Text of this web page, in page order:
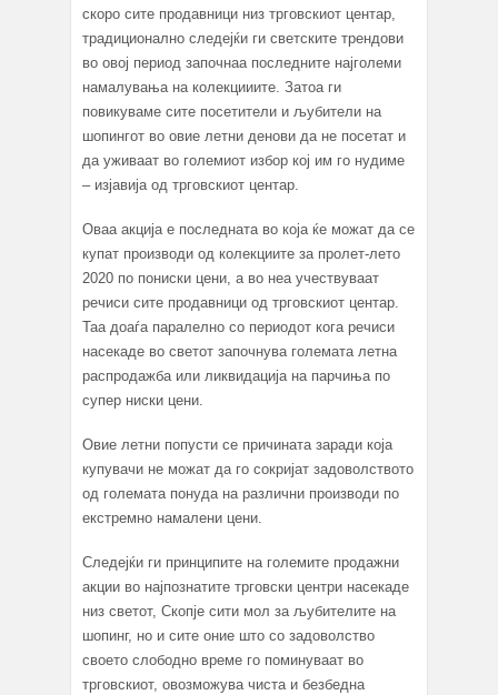
скоро сите продавници низ трговскиот центар,
традиционално следејќи ги светските трендови
во овој период започнаа последните најголеми
намалувања на колекцииите. Затоа ги
повикуваме сите посетители и љубители на
шопингот во овие летни денови да не посетат и
да уживаат во големиот избор кој им го нудиме
– изјавија од трговскиот центар.
Оваа акција е последната во која ќе можат да се
купат производи од колекциите за пролет-лето
2020 по пониски цени, а во неа учествуваат
речиси сите продавници од трговскиот центар.
Таа доаѓа паралелно со периодот кога речиси
насекаде во светот започнува големата летна
распродажба или ликвидација на парчиња по
супер ниски цени.
Овие летни попусти се причината заради која
купувачи не можат да го сокријат задоволството
од големата понуда на различни производи по
екстремно намалени цени.
Следејќи ги принципите на големите продажни
акции во најпознатите трговски центри насекаде
низ светот, Скопје сити мол за љубителите на
шопинг, но и сите оние што со задоволство
своето слободно време го поминуваат во
трговскиот, овозможува чиста и безбедна